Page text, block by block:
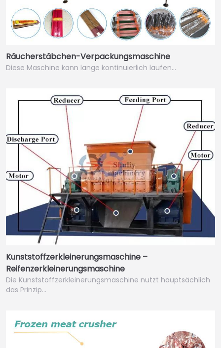
Räucherstäbchen-Verpackungsmaschine
Diese Maschine kann lange kontinuierlich laufen…
Kunststoffzerkleinerungsmaschine –
Reifenzerkleinerungsmaschine
Die Kunststoffzerkleinerungsmaschine nutzt hauptsächlich
das Prinzip…